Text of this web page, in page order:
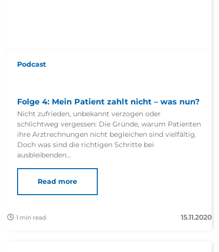
Podcast
Folge 4: Mein Patient zahlt nicht – was nun?
Nicht zufrieden, unbekannt verzogen oder
schlichtweg vergessen: Die Gründe, warum Patienten
ihre Arztrechnungen nicht begleichen sind vielfältig.
Doch was sind die richtigen Schritte bei
ausbleibenden...
Read more
1 min read 15.11.2020